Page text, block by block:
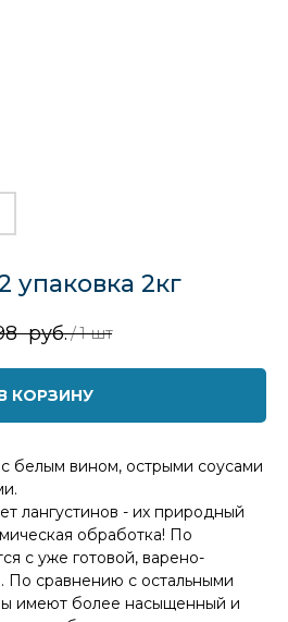
упаковка 2кг
руб./1 шт
КОРЗИНУ
белым вином, острыми соусами
лангустинов - их природный
обработка! По
с уже готовой, варено-
По сравнению с остальными
имеют более насыщенный и